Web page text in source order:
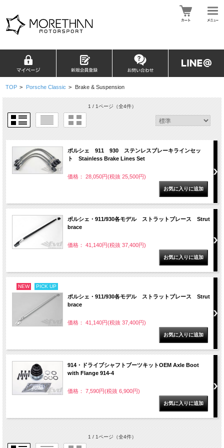
TOP > Porsche Classic > Brake & Suspension
1 / 1ページ（全4件）
ポルシェ 911 930 ステンレスブレーキラインセッ
ト Stainless Brake Lines Set
価格： 28,050円(税抜 25,500円)
ポルシェ・911/930各モデル ストラットブレース Strut
brace
価格： 41,140円(税抜 37,400円)
NEW PICK UP
ポルシェ・911/930各モデル ストラットブレース Strut
brace
価格： 41,140円(税抜 37,400円)
914・ドライブシャフトブーツキットOEM Axle Boot
with Flange 914-4
価格： 7,590円(税抜 6,900円)
1 / 1ページ（全4件）